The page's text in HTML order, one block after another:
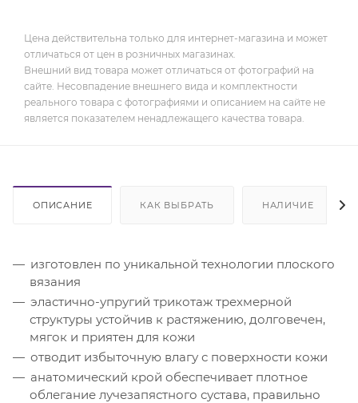
Цена действительна только для интернет-магазина и может
отличаться от цен в розничных магазинах.
Внешний вид товара может отличаться от фотографий на
сайте. Несовпадение внешнего вида и комплектности
реального товара с фотографиями и описанием на сайте не
является показателем ненадлежащего качества товара.
ОПИСАНИЕ КАК ВЫБРАТЬ НАЛИЧИЕ
изготовлен по уникальной технологии плоского
вязания
эластично-упругий трикотаж трехмерной
структуры устойчив к растяжению, долговечен,
мягок и приятен для кожи
отводит избыточную влагу с поверхности кожи
анатомический крой обеспечивает плотное
облегание лучезапястного сустава, правильно